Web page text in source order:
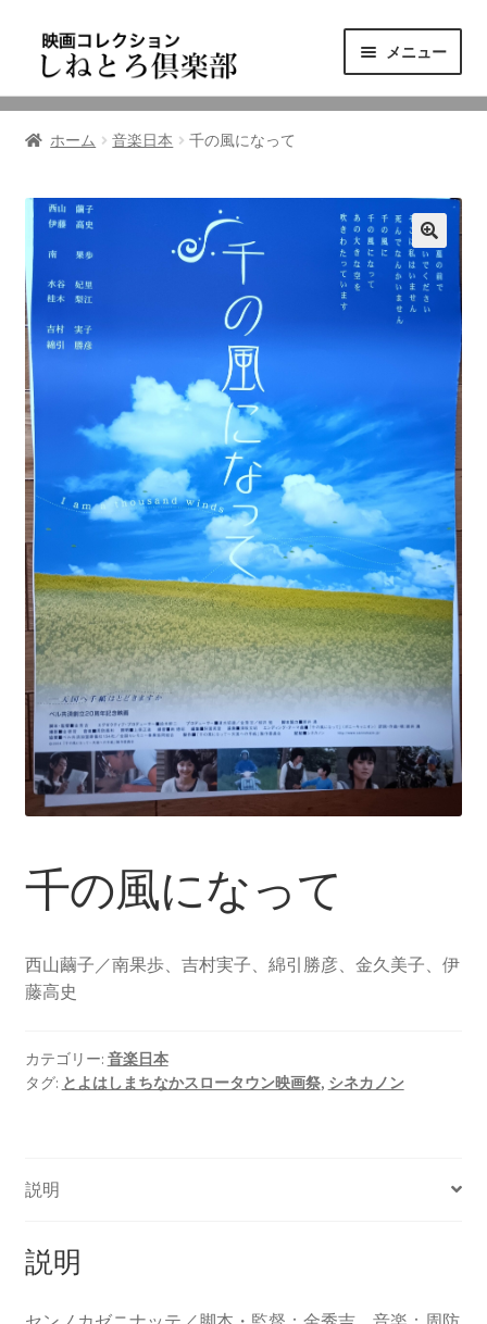
ゲ
シ
ン
ス
キ
ッ
プ
テ
ツ
ス
ッ
プ
メニュー
ニュース
東三河の映画館
しねとろ倶楽部について
リンクの旅
ホーム 音楽日本 千の風になって
千の風になって
西山繭子／南果歩、吉村実子、綿引勝彦、金久美子、伊
藤高史
カテゴリー: 音楽日本
タグ: とよはしまちなかスロータウン映画祭, シネカノン
説明
説明